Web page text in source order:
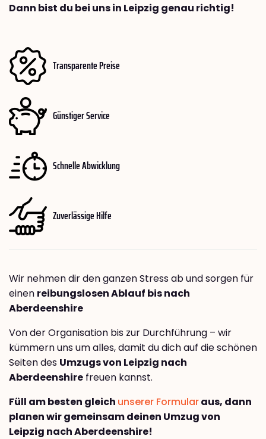
Dann bist du bei uns in Leipzig genau richtig!
Transparente Preise
Günstiger Service
Schnelle Abwicklung
Zuverlässige Hilfe
Wir nehmen dir den ganzen Stress ab und sorgen für
einen reibungslosen Ablauf bis nach
Aberdeenshire
Von der Organisation bis zur Durchführung – wir
kümmern uns um alles, damit du dich auf die schönen
Seiten des Umzugs von Leipzig nach
Aberdeenshire freuen kannst.
Füll am besten gleich unserer Formularaus, dann
planen wir gemeinsam deinen Umzug von
Leipzig nach Aberdeenshire!